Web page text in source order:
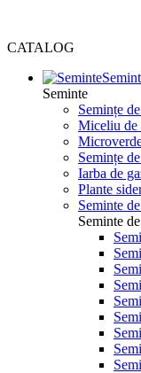
CATALOG
Seminte
Semințe
Miceliu de
Semințe
Iarba de
Plante
Seminte
Seminte